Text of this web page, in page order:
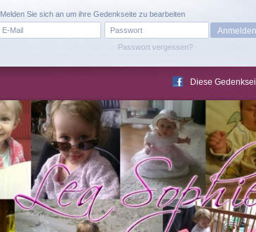
Passwort vergessen?
Melden Sie sich an um ihre Gedenkseite zu bearbeiten
Diese